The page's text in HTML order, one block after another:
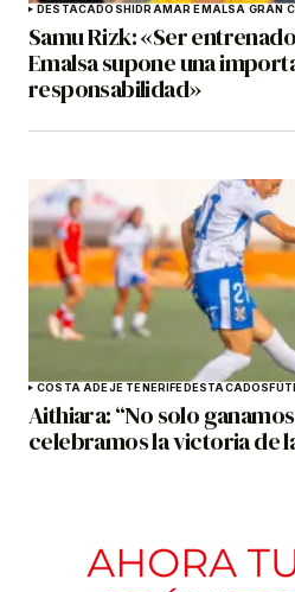
DESTACADOSHIDRAMAR EMALSA GRAN
Samu Rizk: «Ser
Emalsa supone una
responsabilidad»
COSTA ADEJE TENERIFEDESTACADOS
Aithiara: “No solo
celebramos la victoria de